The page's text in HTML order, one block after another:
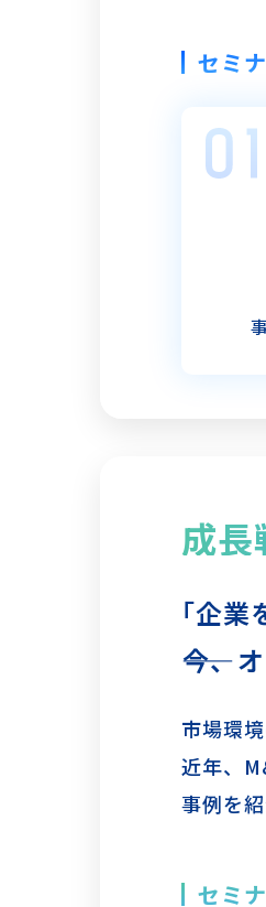
セミ
成長
｢企業
――今
市場環
近年、
事例を
セミ